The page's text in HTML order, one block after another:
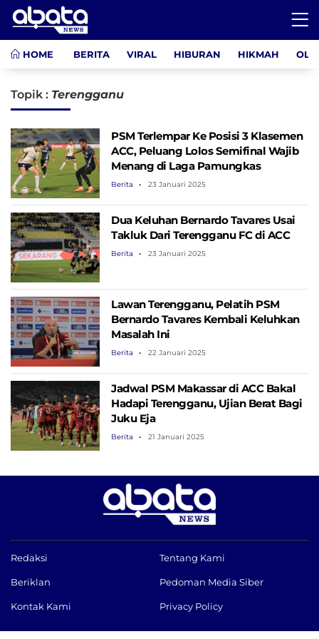
HOME BERITA VIRAL HIBURAN HIKMAH
Topik : Terengganu
PSM Terlempar Ke Posisi 3 Klasemen
ACC, Peluang Lolos Semifinal Wajib
Menang di Laga Pamungkas
Berita 23 Januari 2025
Dua Keluhan Bernardo Tavares Usai
Takluk Dari Terengganu FC di ACC
Berita 23 Januari 2025
Lawan Terengganu, Pelatih PSM
Bernardo Tavares Kembali Keluhkan
Masalah Ini
Berita 22 Januari 2025
Jadwal PSM Makassar di ACC Bakal
Hadapi Terengganu, Ujian Berat Bagi
Juku Eja
Berita 21 Januari 2025
Redaksi Tentang Kami
Beriklan Pedoman Media Siber
Kontak Kami Privacy Policy